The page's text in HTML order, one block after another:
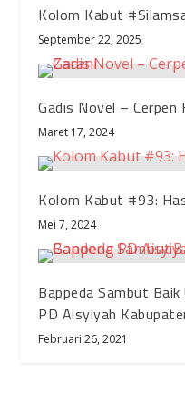
Kolom Kabut
September 22, 2025
Gadis Novel –
Maret 17, 2024
Kolom Kabut #93:
Mei 7, 2024
Bappeda Sambut
PD Aisyiyah
Februari 26, 2021